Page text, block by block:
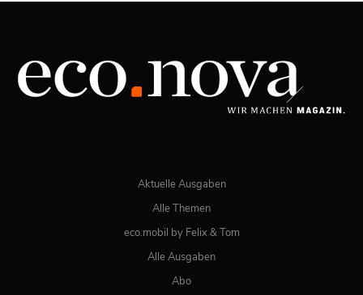
JETZT BESTELLEN
Aktuelle Ausgaben
Alle Themen
eco.mobil by Felix & Tom
Alle Ausgaben
Abo